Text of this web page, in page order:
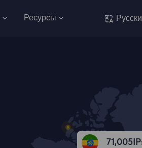
Ресурсы
71,005